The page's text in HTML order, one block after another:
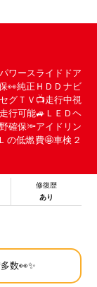
ワースライドドア
👀純正ＨＤＤナビ
グＴＶ📺走行中視
行可能🚙ＬＥＤヘ
確保🔦アイドリン
の低燃費🤩車検２
修復歴
あり
数👀✨